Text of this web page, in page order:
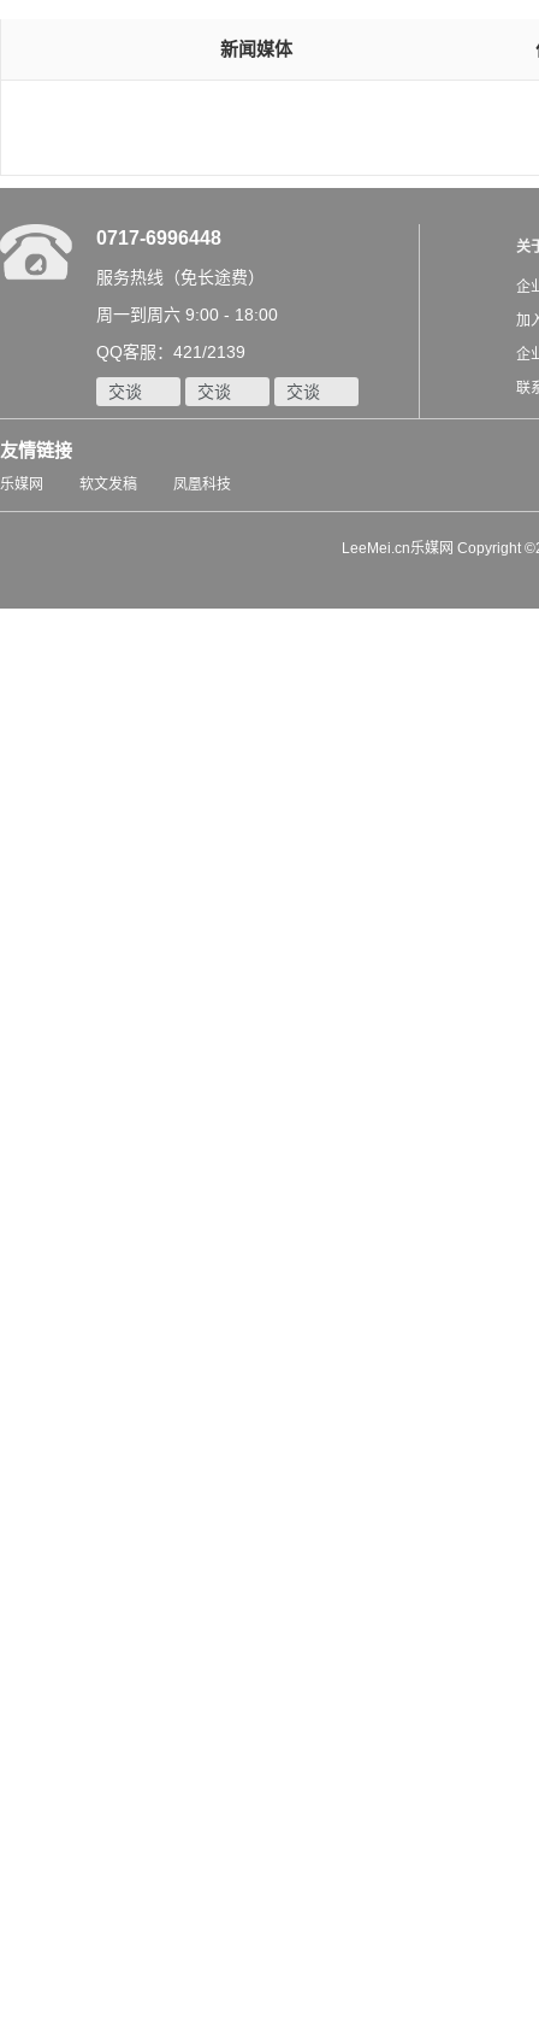
新闻媒体
0717-6996448
服务热线（免长途费）
周一到周六 9:00 - 18:00
QQ客服：421/2139
交谈 交谈 交谈
关
企
加
企
联
友情链接
乐媒网 软文发稿 凤凰科技
LeeMei.cn乐媒网 Copyright